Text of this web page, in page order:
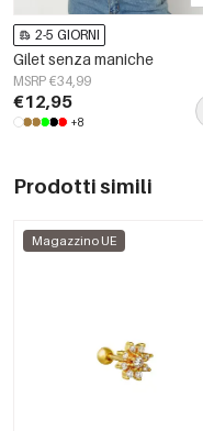
2-5 GIORNI
Gilet senza maniche
MSRP €34,99
€12,95
+8
Prodotti simili
Magazzino UE